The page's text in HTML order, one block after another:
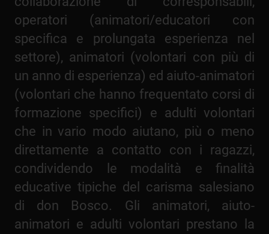
operatori (animatori/educatori con
specifica e prolungata esperienza nel
settore), animatori (volontari con più di
un anno di esperienza) ed aiuto-animatori
(volontari che hanno frequentato corsi di
formazione specifici) e adulti volontari
che in vario modo aiutano, più o meno
direttamente a contatto con i ragazzi,
condividendo le modalità e finalità
educative tipiche del carisma salesiano
di don Bosco. Gli animatori, aiuto-
animatori e adulti volontari prestano la